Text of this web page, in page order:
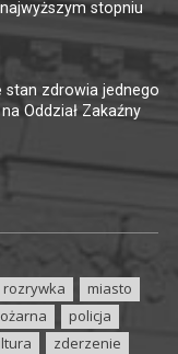
stopniu
stan zdrowia jednego
Oddział Zakaźny
rozrywka
miasto
policja
zderzenie